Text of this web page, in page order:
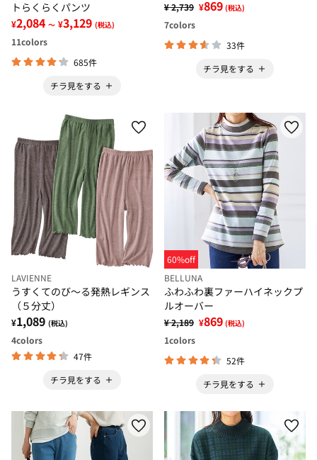
トらくらくパンツ
¥2,084 ～ ¥3,129 (税込)
11colors
685件
チラ見をする
¥ 2,739 ¥869 (税込)
7colors
33件
チラ見をする
LAVIENNE
うすくてのび～る発熱レギンス
（５分丈）
¥1,089 (税込)
4colors
47件
チラ見をする
60%off
BELLUNA
ふわふわ裏ファーハイネックプ
ルオーバー
¥ 2,189 ¥869 (税込)
1colors
52件
チラ見をする